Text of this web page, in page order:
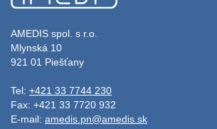
AMEDIS spol. s r.o.
Mlynská 10
921 01 Piešťany
Tel: +421 33 7744 230
Fax: +421 33 7720 932
E-mail: amedis.pn@amedis.sk